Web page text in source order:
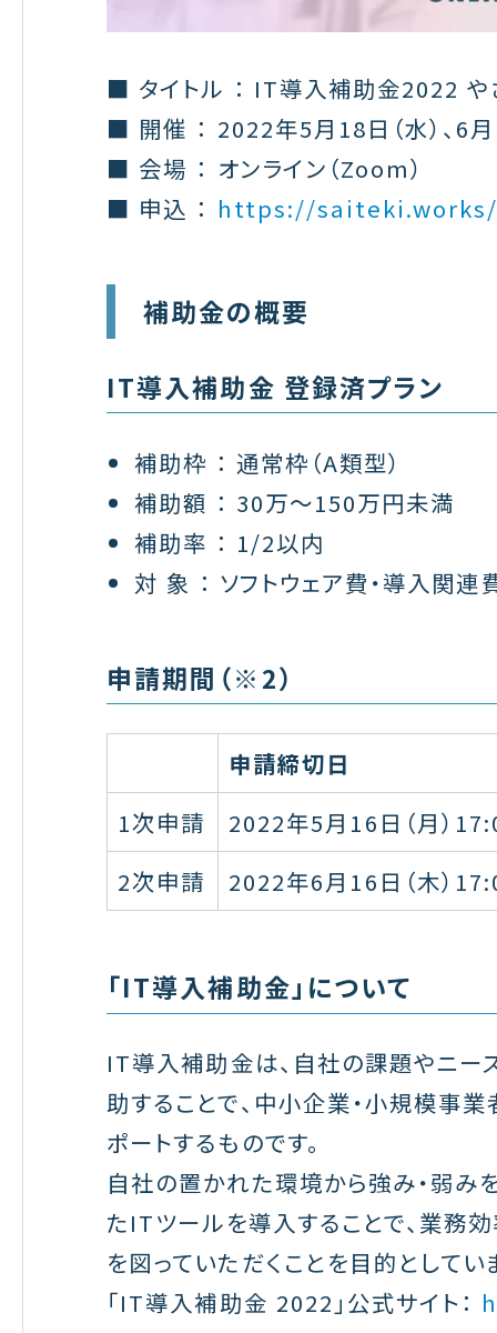
■ タイトル ： IT導入補助金2022 や
■ 開催 ： 2022年5月18日（水）、6
■ 会場 ： オンライン（Zoom）
■ 申込 ： https://
補助金の概要
IT導入補助金 登録済プラン
補助枠 ： 通常枠（A類型）
補助額 ： 30万〜150万円未満
補助率 ： 1/2以内
対 象 ： ソフトウェア費・導入関連
申請期間（※2）
申請締切日
1次申請
2022年5月16日（月）
2次申請
2022年6月16日（木）
「IT導入補助金」について
IT導入補助金は、自社の課題やニ
助することで、中小企業・小規模事
ポートするものです。
自社の置かれた環境から強み・弱み
たITツールを導入することで、業務
を図っていただくことを目的としてい
「IT導入補助金 2022」公式サイト：